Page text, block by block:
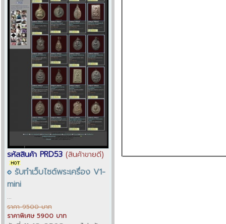
รหัสสินค้า PRD53 (สินค้าขายดี)
รับทำเว็บไซต์พระเครื่อง V1-
mini
...
ราคา 9500 บาท
ราคาพิเศษ 5900 บาท